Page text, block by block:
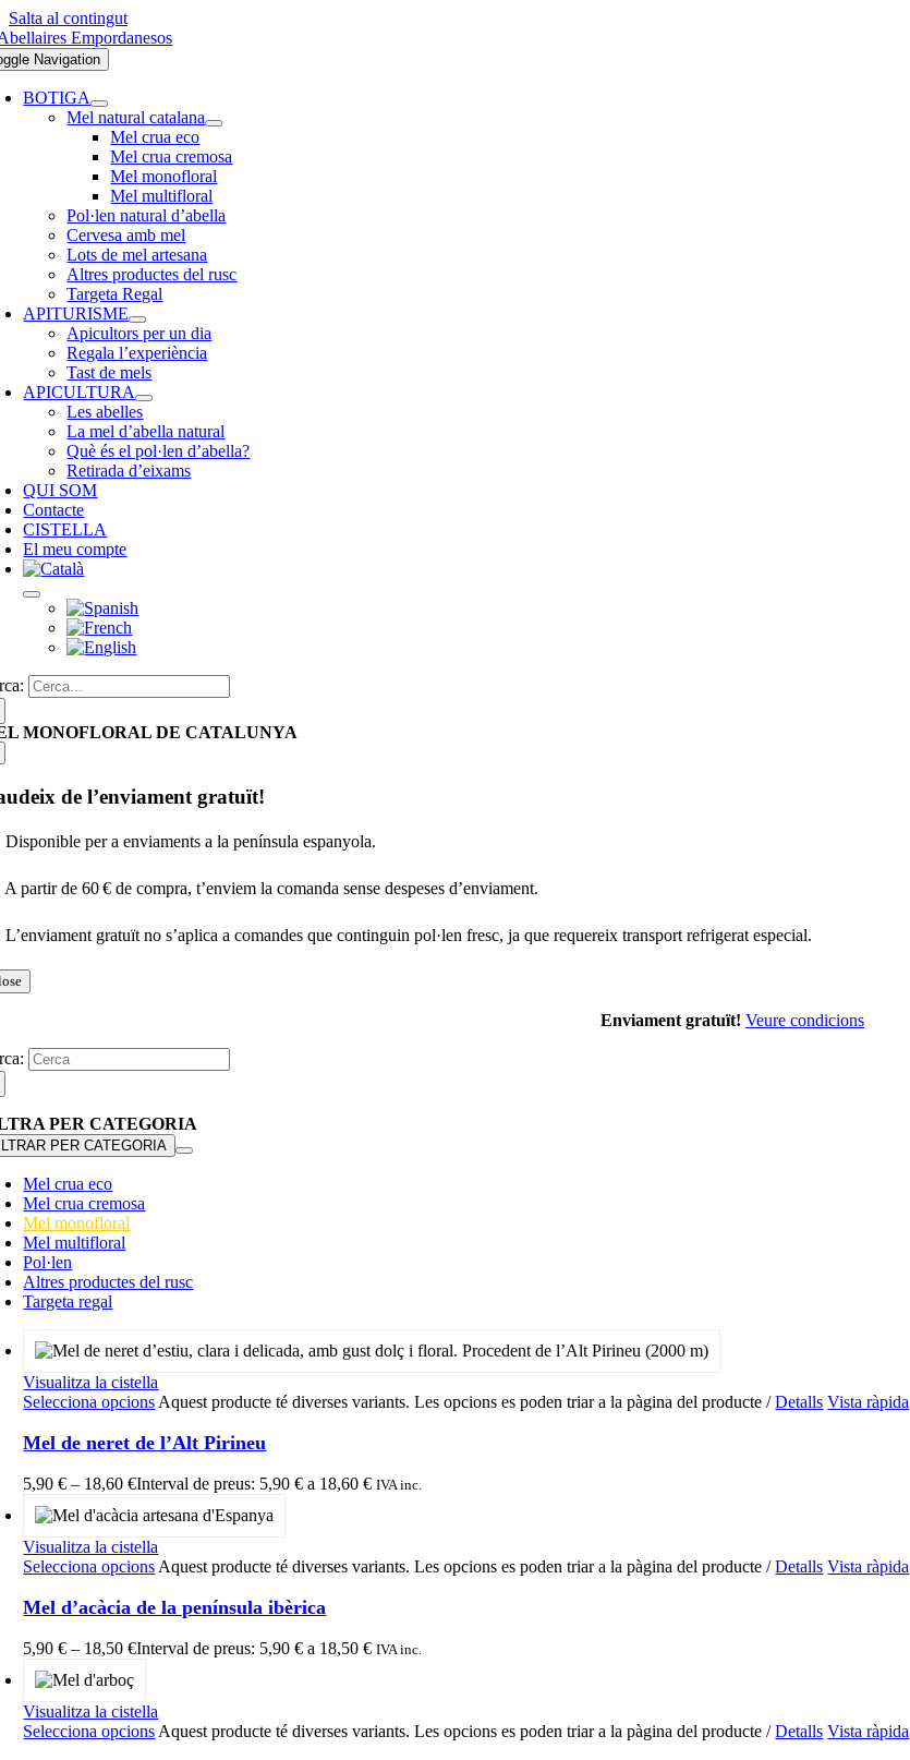
Salta al contingut
Navigation
BOTIGA
Mel natural catalana
Mel crua eco
Mel crua cremosa
Mel monofloral
Mel multifloral
Pol·len natural d’abella
Cervesa amb mel
Lots de mel artesana
Altres productes del rusc
Targeta Regal
APITURISME
Apicultors per un dia
Regala l’experiència
Tast de mels
APICULTURA
Les abelles
La mel d’abella natural
Què és el pol·len d’abella?
Retirada d’eixams
QUI SOM
Contacte
CISTELLA
El meu compte
MONOFLORAL DE CATALUNYA
de l’enviament gratuït!
per a enviaments a la península espanyola.
partir de 60 € de compra, t’enviem la comanda sense despeses d’enviament.
gratuït no s’aplica a comandes que continguin pol·len fresc, ja que requereix transport refrigerat especial.
Enviament gratuït! Veure condicions
PER CATEGORIA
PER CATEGORIA
Mel crua eco
Mel crua cremosa
Mel monofloral
Mel multifloral
Pol·len
Altres productes del rusc
Targeta regal
Visualitza la cistella
Selecciona opcions Aquest producte té diverses variants. Les opcions es poden triar a la pàgina del producte/ Detalls Vista ràpida
Mel de neret de l’Alt Pirineu
5,90€ – 18,60€Interval de preus: 5,90 € a 18,60 € IVA inc.
Visualitza la cistella
Selecciona opcions Aquest producte té diverses variants. Les opcions es poden triar a la pàgina del producte/ Detalls Vista ràpida
Mel d’acàcia de la península ibèrica
5,90€ – 18,50€Interval de preus: 5,90 € a 18,50 € IVA inc.
Visualitza la cistella
Selecciona opcions Aquest producte té diverses variants. Les opcions es poden triar a la pàgina del producte/ Detalls Vista ràpida